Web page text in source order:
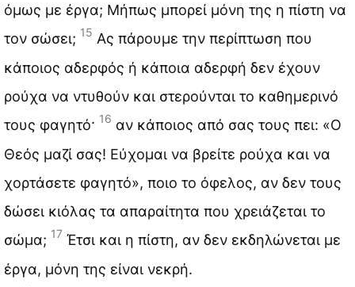
όμως με έργα; Μήπως μπορεί μόνη της η πίστη να
τον σώσει; 15 Ας πάρουμε την περίπτωση που
κάποιος αδερφός ή κάποια αδερφή δεν έχουν
ρούχα να ντυθούν και στερούνται το καθημερινό
τους φαγητό· 16 αν κάποιος από σας τους πει: «Ο
Θεός μαζί σας! Εύχομαι να βρείτε ρούχα και να
χορτάσετε φαγητό», ποιο το όφελος, αν δεν τους
δώσει κιόλας τα απαραίτητα που χρειάζεται το
σώμα; 17 Έτσι και η πίστη, αν δεν εκδηλώνεται με
έργα, μόνη της είναι νεκρή.